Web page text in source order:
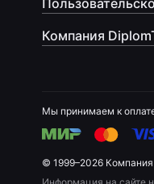
Компания
Мы принимаем к
© 1999–2026